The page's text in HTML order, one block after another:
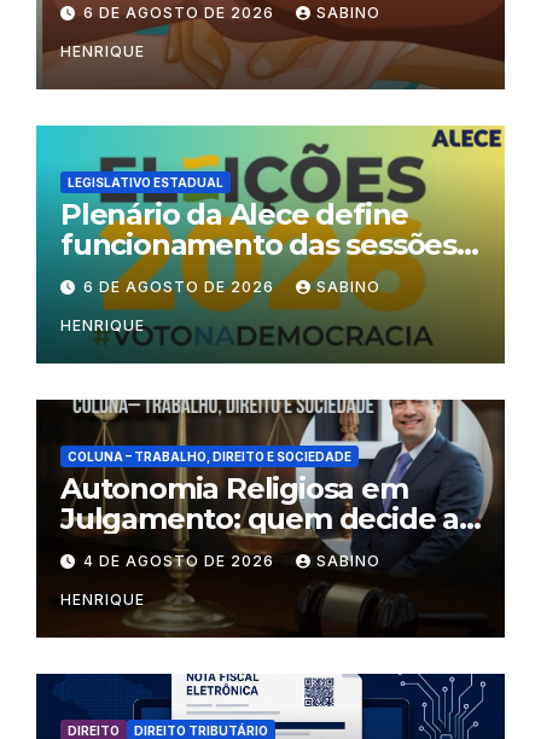
6 DE AGOSTO DE 2026 SABINO
HENRIQUE
LEGISLATIVO ESTADUAL
Plenário da Alece define
funcionamento das sessões
durante o período eleitoral
6 DE AGOSTO DE 2026 SABINO
HENRIQUE
COLUNA – TRABALHO, DIREITO E SOCIEDADE
Autonomia Religiosa em
Julgamento: quem decide as
regras dentro dos templos?
4 DE AGOSTO DE 2026 SABINO
HENRIQUE
DIREITO DIREITO TRIBUTÁRIO